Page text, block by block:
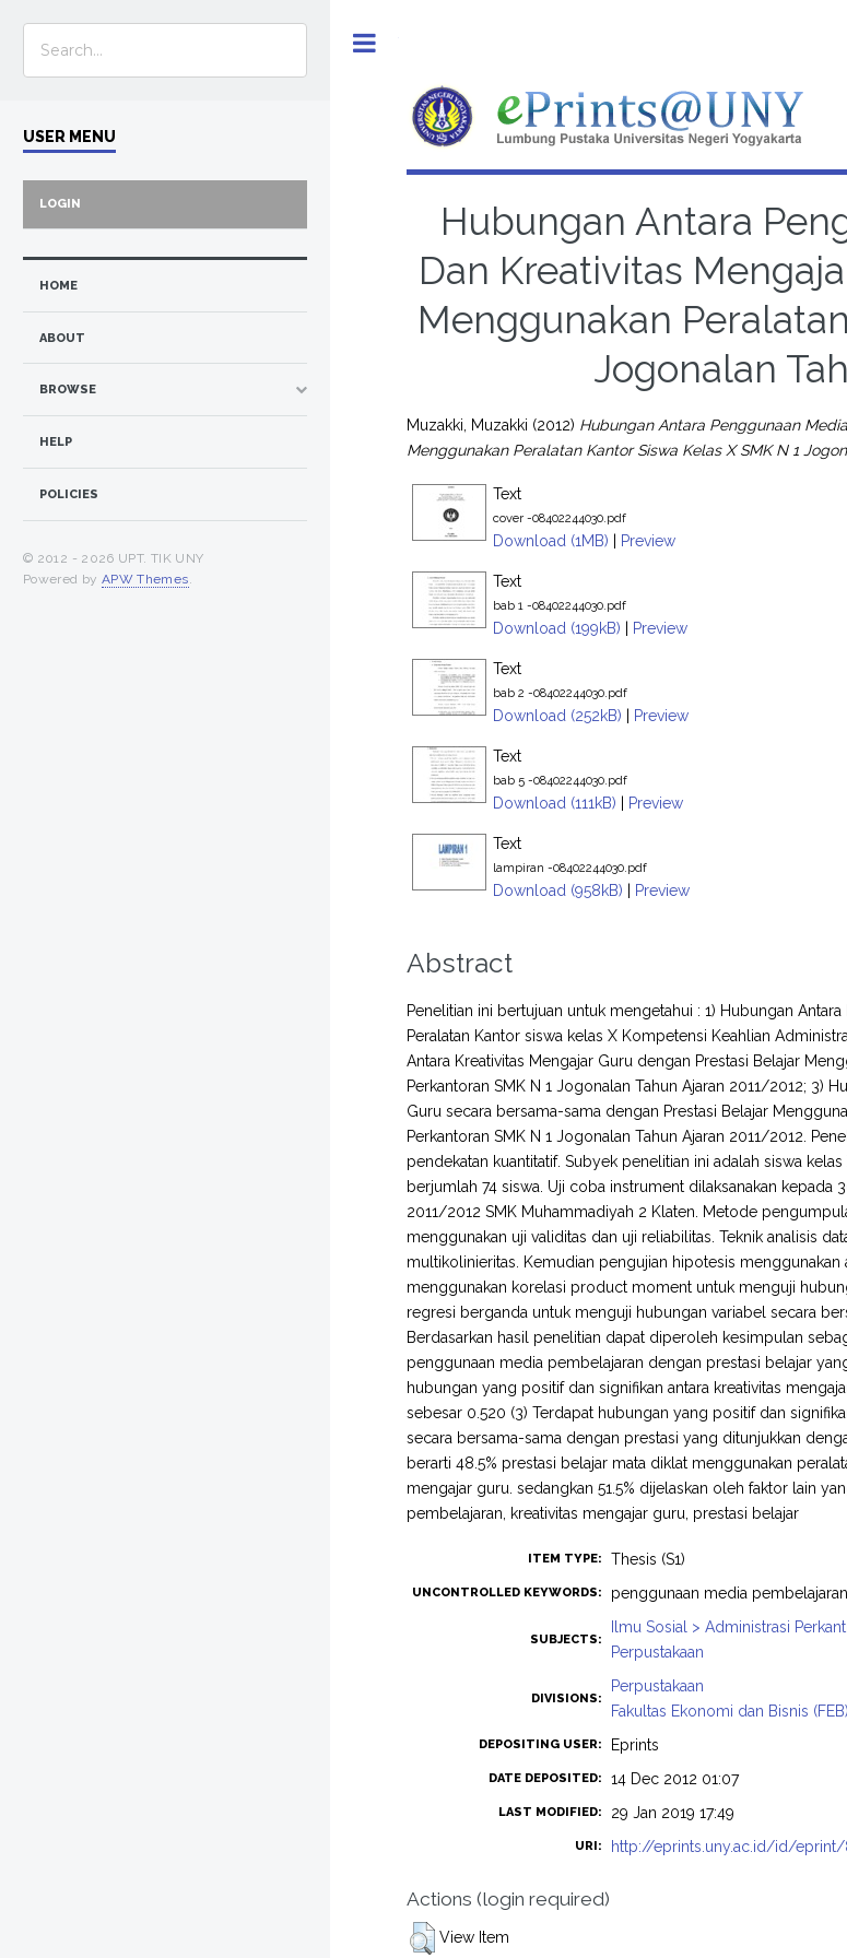
Hubungan Antara
Dan Kreativitas
Menggunakan
Jogonalan
Muzakki, Muzakki (2012) Hubungan Antara Penggunaan
Menggunakan Peralatan Kantor Siswa Kelas X SMK N 1
Text
cover -08402244030.pdf
Download (1MB) | Preview
Text
bab 1 -08402244030.pdf
Download (199kB) | Preview
Text
bab 2 -08402244030.pdf
Download (252kB) | Preview
Text
bab 5 -08402244030.pdf
Download (111kB) | Preview
Text
lampiran -08402244030.pdf
Download (958kB) | Preview
Abstract
Penelitian ini bertujuan untuk mengetahui : 1) Hubungan
Peralatan Kantor siswa kelas X Kompetensi Keahlian
Antara Kreativitas Mengajar Guru dengan Prestasi Belajar
Perkantoran SMK N 1 Jogonalan Tahun Ajaran 2011/2012; 3)
Guru secara bersama-sama dengan Prestasi Belajar
Perkantoran SMK N 1 Jogonalan Tahun Ajaran 2011/2012.
pendekatan kuantitatif. Subyek penelitian ini adalah siswa
berjumlah 74 siswa. Uji coba instrument dilaksanakan kepada
2011/2012 SMK Muhammadiyah 2 Klaten. Metode
menggunakan uji validitas dan uji reliabilitas. Teknik analisis
multikolinieritas. Kemudian pengujian hipotesis
menggunakan korelasi product moment untuk menguji
regresi berganda untuk menguji hubungan variabel secara
Berdasarkan hasil penelitian dapat diperoleh kesimpulan
penggunaan media pembelajaran dengan prestasi belajar
hubungan yang positif dan signifikan antara kreativitas
sebesar 0.520 (3) Terdapat hubungan yang positif dan
secara bersama-sama dengan prestasi yang ditunjukkan
berarti 48.5% prestasi belajar mata diklat menggunakan
mengajar guru. sedangkan 51.5% dijelaskan oleh faktor lain
pembelajaran, kreativitas mengajar guru, prestasi belajar
ITEM TYPE: Thesis (S1)
UNCONTROLLED KEYWORDS: penggunaan media
SUBJECTS:
Ilmu Sosial > Administrasi
Perpustakaan
DIVISIONS:
Perpustakaan
Fakultas Ekonomi dan Bisnis
DEPOSITING USER: Eprints
DATE DEPOSITED: 14 Dec 2012 01:07
LAST MODIFIED: 29 Jan 2019 17:49
URI: http://eprints.uny.ac.id/id/eprint/
Actions (login required)
View Item
USER MENU
LOGIN
HOME
ABOUT
BROWSE
HELP
POLICIES
© 2012 - 2026 UPT. TIK UNY
Powered by APW Themes